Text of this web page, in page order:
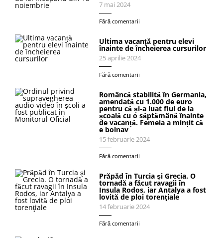
7 mai 2024
Fără comentarii
Ultima vacanță pentru elevi
înainte de încheierea cursurilor
25 aprilie 2024
Fără comentarii
Româncă stabilită în Germania,
amendată cu 1.000 de euro
pentru că și-a luat fiul de la
școală cu o săptămână înainte
de vacanță. Femeia a mințit că
e bolnav
15 februarie 2024
Fără comentarii
Prăpăd în Turcia şi Grecia. O
tornadă a făcut ravagii în
Insula Rodos, iar Antalya a fost
lovită de ploi torenţiale
14 februarie 2024
Fără comentarii